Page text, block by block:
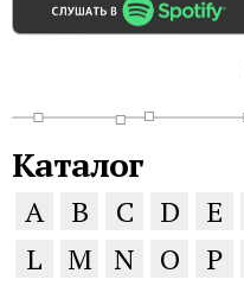
Каталог
A B C D E
L
M N O P